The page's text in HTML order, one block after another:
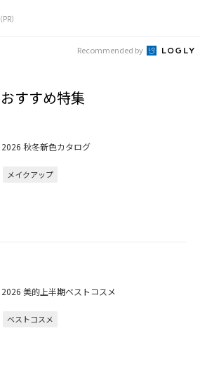
（PR）
Recommended by
おすすめ特集
2026 秋冬新色カタログ
メイクアップ
2026 美的上半期ベストコスメ
ベストコスメ